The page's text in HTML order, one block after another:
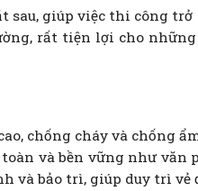
giúp việc thi công
rất tiện lợi cho
chống cháy và chống
và bền vững như văn
và bảo trì, giúp duy trì